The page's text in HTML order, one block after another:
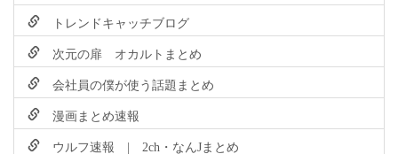
トレンドキャッチブログ
次元の扉 オカルトまとめ
会社員の僕が使う話題まとめ
漫画まとめ速報
ウルフ速報 | 2ch・なんJまとめ